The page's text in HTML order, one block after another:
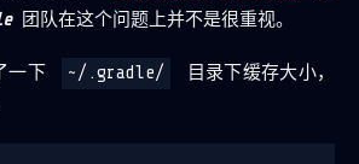
团队在这个问题上并不是很重视。
一下 ~/.gradle/
目录下缓存大小，